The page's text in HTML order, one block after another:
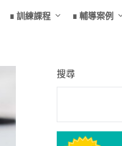
∎ 訓練課程 ∎ 輔導案例
搜尋